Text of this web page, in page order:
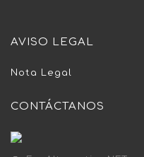
AVISO LEGAL
Nota Legal
CONTÁCTANOS